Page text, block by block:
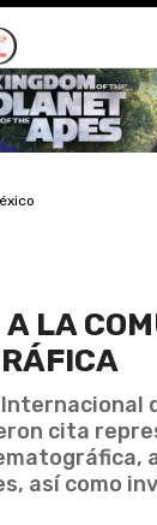
A LA
cita
así como